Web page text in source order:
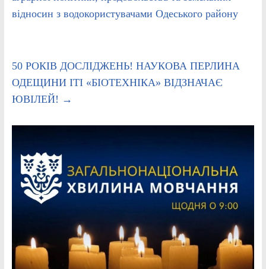
відносин з водокористувачами Одеського району
50 РОКІВ ДОСЛІДЖЕНЬ! НАУКОВА ПЕРЛИНА
ОДЕЩИНИ ІТІ «БІОТЕХНІКА» ВІДЗНАЧАЄ
ЮВІЛЕЙ! →